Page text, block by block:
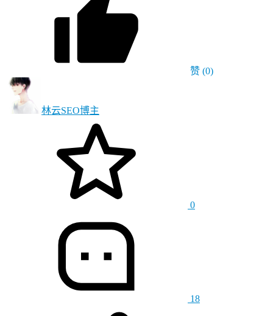
赞 (0)
林云SEO博主
0
18